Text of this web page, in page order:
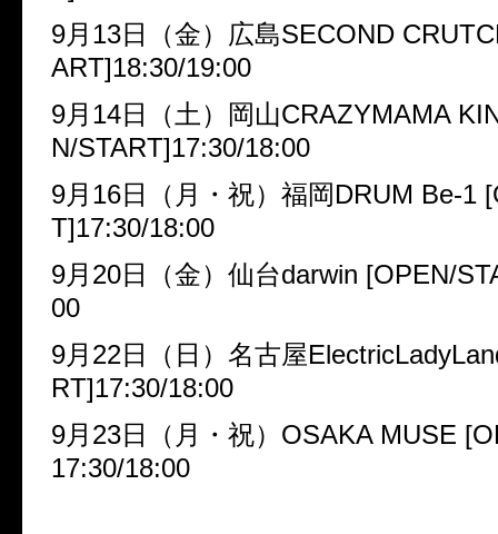
9月 13日（金）広島SECOND
ART]18:30/19:00
9月 14日（土）岡山CRAZYMAMA
N/START]17:30/18:00
9月 16日（月・祝）福岡 DRUM Be-1
T]17:30/18:00
9月 20日（金）仙台darwin [OPEN/
00
9月 22日（日）名古屋
RT]17:30/18:00
9月 23日（月・祝） OSAKA MUSE
17:30/18:00